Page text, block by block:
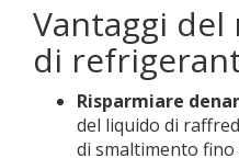
Vantaggi
di
Risparmiare
del liquido di
di smaltimento fino